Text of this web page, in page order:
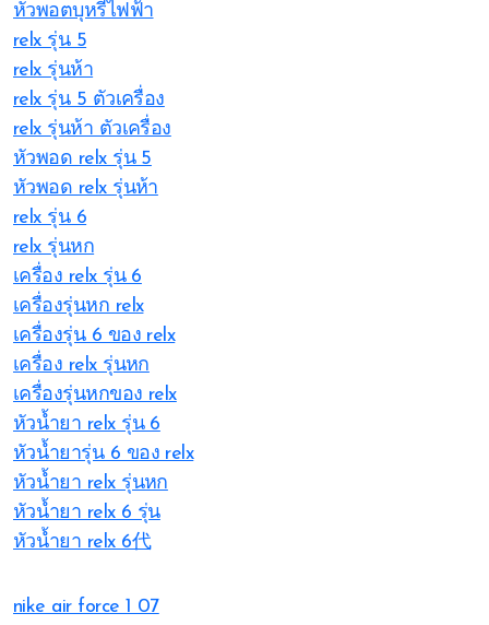
หัวพอตบุหรี่ไฟฟ้า
relx รุ่น 5
relx รุ่นห้า
relx รุ่น 5 ตัวเครื่อง
relx รุ่นห้า ตัวเครื่อง
หัวพอด relx รุ่น 5
หัวพอด relx รุ่นห้า
relx รุ่น 6
relx รุ่นหก
เครื่อง relx รุ่น 6
เครื่องรุ่นหก relx
เครื่องรุ่น 6 ของ relx
เครื่อง relx รุ่นหก
เครื่องรุ่นหกของ relx
หัวน้ำยา relx รุ่น 6
หัวน้ำยารุ่น 6 ของ relx
หัวน้ำยา relx รุ่นหก
หัวน้ำยา relx 6 รุ่น
หัวน้ำยา relx 6代
nike air force 1 07